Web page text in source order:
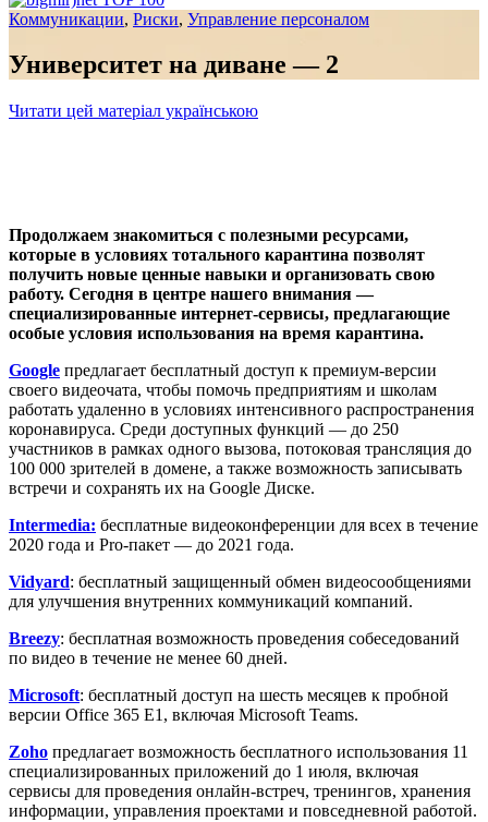
Коммуникации, Риски, Управление персоналом
Университет на диване — 2
Читати цей матеріал українською
Продолжаем знакомиться с полезными ресурсами,
которые в условиях тотального карантина позволят
получить новые ценные навыки и организовать свою
работу. Сегодня в центре нашего внимания —
специализированные интернет-сервисы, предлагающие
особые условия использования на время карантина.
Google предлагает бесплатный доступ к премиум-версии
своего видеочата, чтобы помочь предприятиям и школам
работать удаленно в условиях интенсивного распространения
коронавируса. Среди доступных функций — до 250
участников в рамках одного вызова, потоковая трансляция до
100 000 зрителей в домене, а также возможность записывать
встречи и сохранять их на Google Диске.
Intermedia: бесплатные видеоконференции для всех в течение
2020 года и Pro-пакет — до 2021 года.
Vidyard: бесплатный защищенный обмен видеосообщениями
для улучшения внутренних коммуникаций компаний.
Breezy: бесплатная возможность проведения собеседований
по видео в течение не менее 60 дней.
Microsoft: бесплатный доступ на шесть месяцев к пробной
версии Office 365 E1, включая Microsoft Teams.
Zoho предлагает возможность бесплатного использования 11
специализированных приложений до 1 июля, включая
сервисы для проведения онлайн-встреч, тренингов, хранения
информации, управления проектами и повседневной работой.